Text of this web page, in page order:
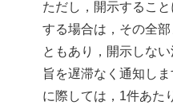
ただし，開示するこ
する場合は，その全
ともあり，開示しな
旨を遅滞なく通知し
に際しては，1件あた